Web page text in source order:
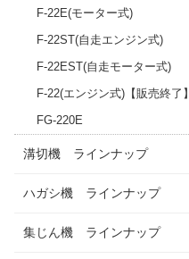
F-22E(モーター式)
F-22ST(自走エンジン式)
F-22EST(自走モーター式)
F-22(エンジン式)【販売終了】
FG-220E
溝切機 ラインナップ
ハガシ機 ラインナップ
集じん機 ラインナップ